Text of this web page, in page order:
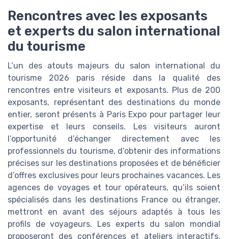
Rencontres avec les exposants
et experts du salon international
du tourisme
L’un des atouts majeurs du salon international du
tourisme 2026 paris réside dans la qualité des
rencontres entre visiteurs et exposants. Plus de 200
exposants, représentant des destinations du monde
entier, seront présents à Paris Expo pour partager leur
expertise et leurs conseils. Les visiteurs auront
l’opportunité d’échanger directement avec les
professionnels du tourisme, d’obtenir des informations
précises sur les destinations proposées et de bénéficier
d’offres exclusives pour leurs prochaines vacances. Les
agences de voyages et tour opérateurs, qu’ils soient
spécialisés dans les destinations France ou étranger,
mettront en avant des séjours adaptés à tous les
profils de voyageurs. Les experts du salon mondial
proposeront des conférences et ateliers interactifs,